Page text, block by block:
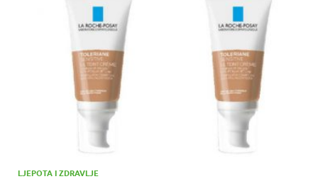
LJEPOTA I ZDRAVLJE